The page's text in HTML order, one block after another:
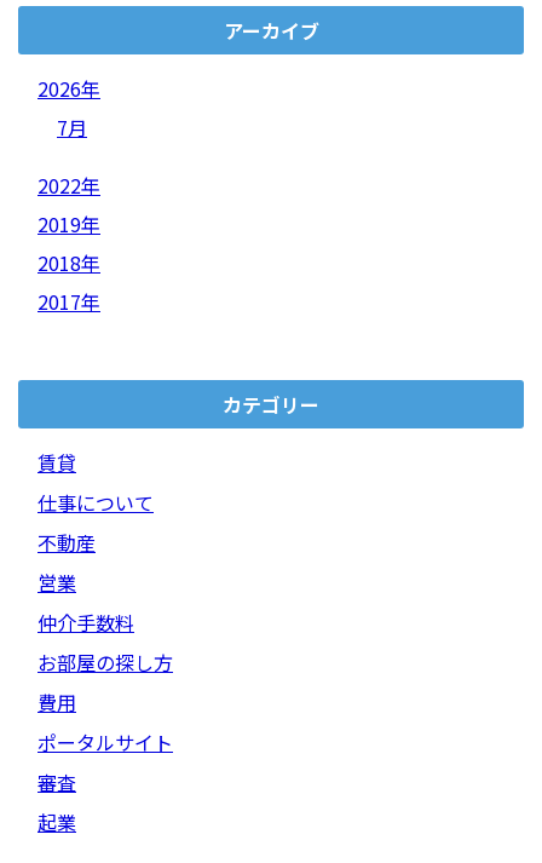
アーカイブ
2026年
7月
2022年
2019年
2018年
2017年
カテゴリー
賃貸
仕事について
不動産
営業
仲介手数料
お部屋の探し方
費用
ポータルサイト
審査
起業